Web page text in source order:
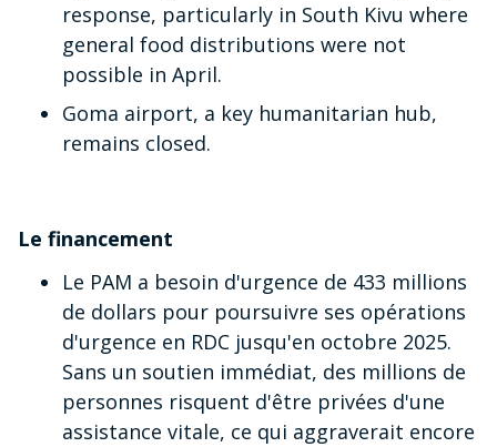
response, particularly in South Kivu where
general food distributions were not
possible in April.
Goma airport, a key humanitarian hub,
remains closed.
Le financement
Le PAM a besoin d'urgence de 433 millions
de dollars pour poursuivre ses opérations
d'urgence en RDC jusqu'en octobre 2025.
Sans un soutien immédiat, des millions de
personnes risquent d'être privées d'une
assistance vitale, ce qui aggraverait encore